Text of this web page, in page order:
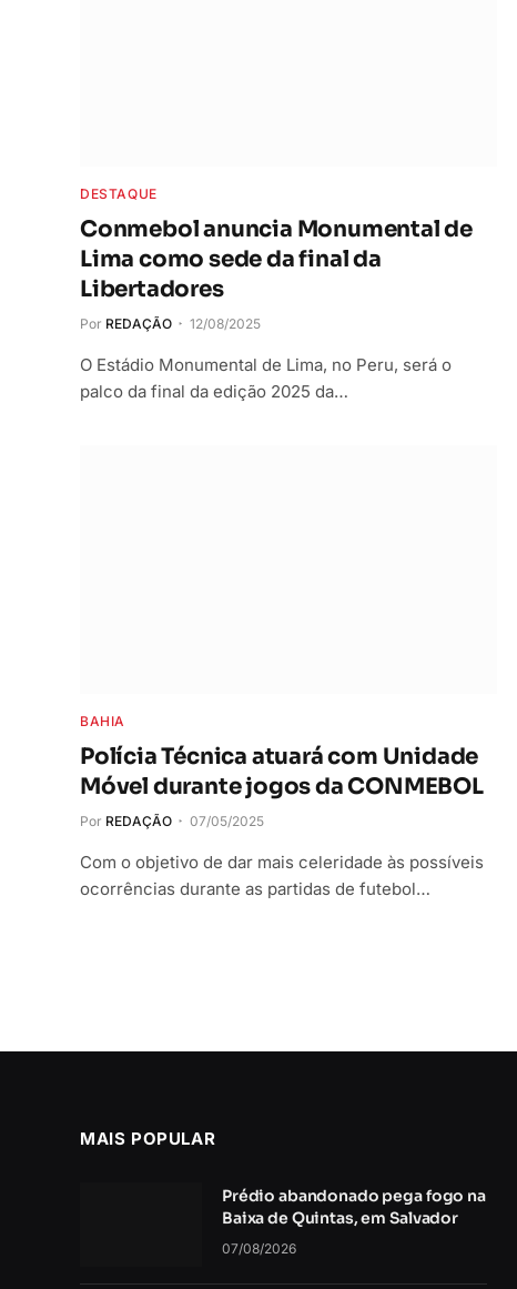
DESTAQUE
Conmebol anuncia Monumental de
Lima como sede da final da
Libertadores
Por REDAÇÃO 12/08/2025
O Estádio Monumental de Lima, no Peru, será o
palco da final da edição 2025 da…
BAHIA
Polícia Técnica atuará com Unidade
Móvel durante jogos da CONMEBOL
Por REDAÇÃO 07/05/2025
Com o objetivo de dar mais celeridade às possíveis
ocorrências durante as partidas de futebol…
MAIS POPULAR
Prédio abandonado pega fogo na
Baixa de Quintas, em Salvador
07/08/2026